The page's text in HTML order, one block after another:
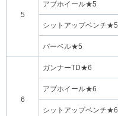
5
アブホイール★5
シットアップベンチ★5
バーベル★5
6
ガンナーTD★6
アブホイール★6
シットアップベンチ★6